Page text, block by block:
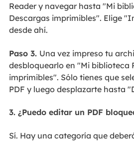
Reader y navegar hasta "Mi
Descargas imprimibles". Elige
desde ahí.
Paso 3. Una vez impreso tu
desbloquearlo en "Mi biblioteca
imprimibles". Sólo tienes que
PDF y luego desplazarte hasta
3. ¿Puedo editar un PDF
Sí. Hay una categoría que